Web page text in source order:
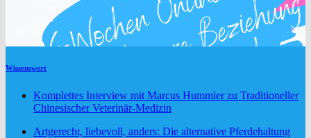
Wissenswert
Komplettes Interview mit Marcus Hummler zu Traditioneller
Chinesischer Veterinär-Medizin
Artgerecht, liebevoll, anders: Die alternative Pferdehaltung